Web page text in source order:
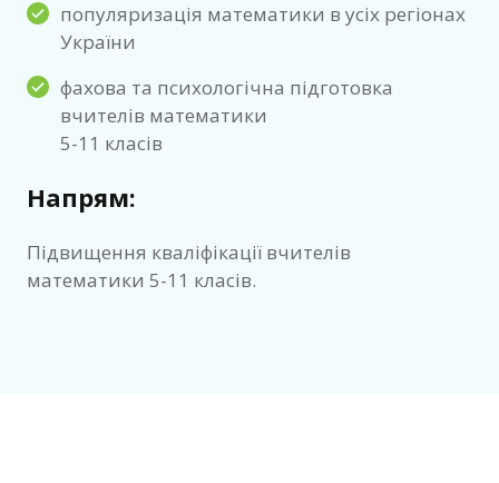
популяризація математики в ycix регіонах
України
фахова та психологічна підготовка
вчителів математики
5-11 класів
Напрям:
Підвищення кваліфікації вчителів
математики 5-11 класів.